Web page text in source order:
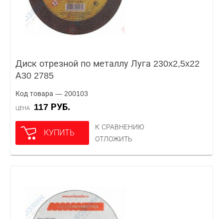
Диск отрезной по металлу Луга 230x2,5x22
А30 2785
Код товара — 200103
ЦЕНА 117 РУБ.
КУПИТЬ
К СРАВНЕНИЮ
ОТЛОЖИТЬ